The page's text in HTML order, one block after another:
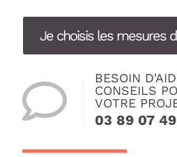
Je choisis les mesures
BESOIN
CONSEILS
VOTRE
03 89 07